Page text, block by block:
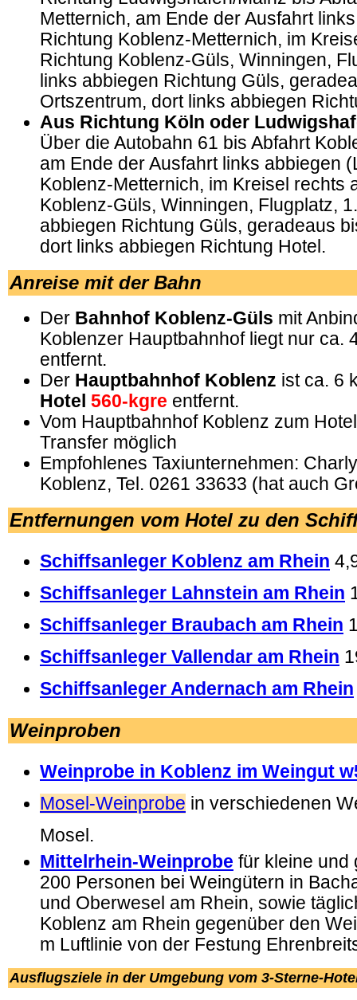
Metternich, am Ende der Ausfahrt
Richtung Koblenz-Metternich, im
Richtung Koblenz-Güls, Winningen,
links abbiegen Richtung Güls,
Ortszentrum, dort links abbiegen
Aus Richtung Köln oder
Über die Autobahn 61 bis Abfahrt
am Ende der Ausfahrt links abbiegen
Koblenz-Metternich, im Kreisel rechts
Koblenz-Güls, Winningen, Flugplatz,
abbiegen Richtung Güls, geradeaus
dort links abbiegen Richtung Hotel.
Anreise mit der Bahn
Der Bahnhof Koblenz-Güls mit
Koblenzer Hauptbahnhof liegt nur ca.
entfernt.
Der Hauptbahnhof Koblenz ist ca. 6
Hotel 560-kgre entfernt.
Vom Hauptbahnhof Koblenz zum
Transfer möglich
Empfohlenes Taxiunternehmen:
Koblenz, Tel. 0261 33633 (hat auch
Entfernungen vom Hotel zu den
Schiffsanleger Koblenz am Rhein
Schiffsanleger Lahnstein am Rhein
Schiffsanleger Braubach am Rhein
Schiffsanleger Vallendar am Rhein
Schiffsanleger Andernach am Rhein
Weinproben
Weinprobe in Koblenz im Weingut
Mosel-Weinprobe in verschiedenen
Mosel.
Mittelrhein-Weinprobe für kleine und
200 Personen bei Weingütern in
und Oberwesel am Rhein, sowie
Koblenz am Rhein gegenüber den
m Luftlinie von der Festung
Ausflugsziele in der Umgebung vom 3-Sterne-